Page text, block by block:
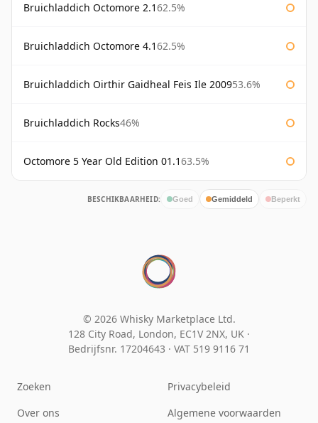
Bruichladdich Octomore 2.162.5%
Bruichladdich Octomore 4.162.5%
Bruichladdich Oirthir Gaidheal Feis Ile 200953.6%
Bruichladdich Rocks46%
Octomore 5 Year Old Edition 01.163.5%
BESCHIKBAARHEID: Goed Gemiddeld Beperkt
© 2026 Whisky Marketplace Ltd.
128 City Road, London, EC1V 2NX, UK ·
Bedrijfsnr. 17204643 · VAT 519 9116 71
Zoeken
Over ons
Privacybeleid
Algemene voorwaarden